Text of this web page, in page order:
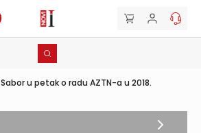
Sabor u petak o radu AZTN-a u 2018.